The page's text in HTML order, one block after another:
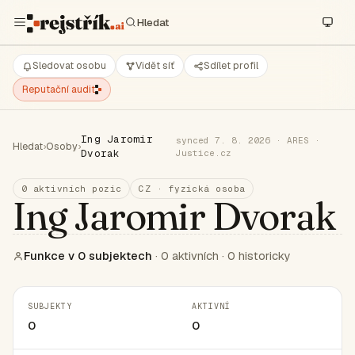
Sledovat osobu Vidět síť
Sdílet profil
Reputační audit
Hledat›Osoby›
Ing Jaromir
Dvorak
synced 7. 8. 2026 · ARES ·
Justice.cz
0 aktivních pozic CZ · fyzická osoba
Ing Jaromir Dvorak
Funkce v 0 subjektech · 0 aktivních · 0 historicky
SUBJEKTY
0
AKTIVNÍ
0